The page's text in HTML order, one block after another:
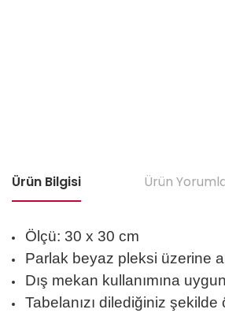
Ürün Bilgisi Ürün
Ölçü: 30 x 30 cm
Parlak beyaz pleksi üzerine
Dış mekan kullanımına
Tabelanızı dilediğiniz